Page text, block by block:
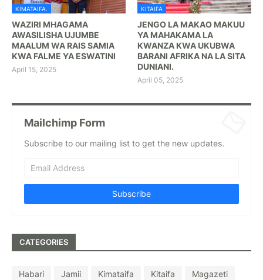
KIMATAIFA.
WAZIRI MHAGAMA
AWASILISHA UJUMBE
MAALUM WA RAIS SAMIA
KWA FALME YA ESWATINI
April 15, 2025
KITAIFA
JENGO LA MAKAO MAKUU
YA MAHAKAMA LA
KWANZA KWA UKUBWA
BARANI AFRIKA NA LA SITA
DUNIANI.
April 05, 2025
Mailchimp Form
Subscribe to our mailing list to get the new updates.
CATEGORIES
Habari Jamii Kimataifa Kitaifa
Magazeti